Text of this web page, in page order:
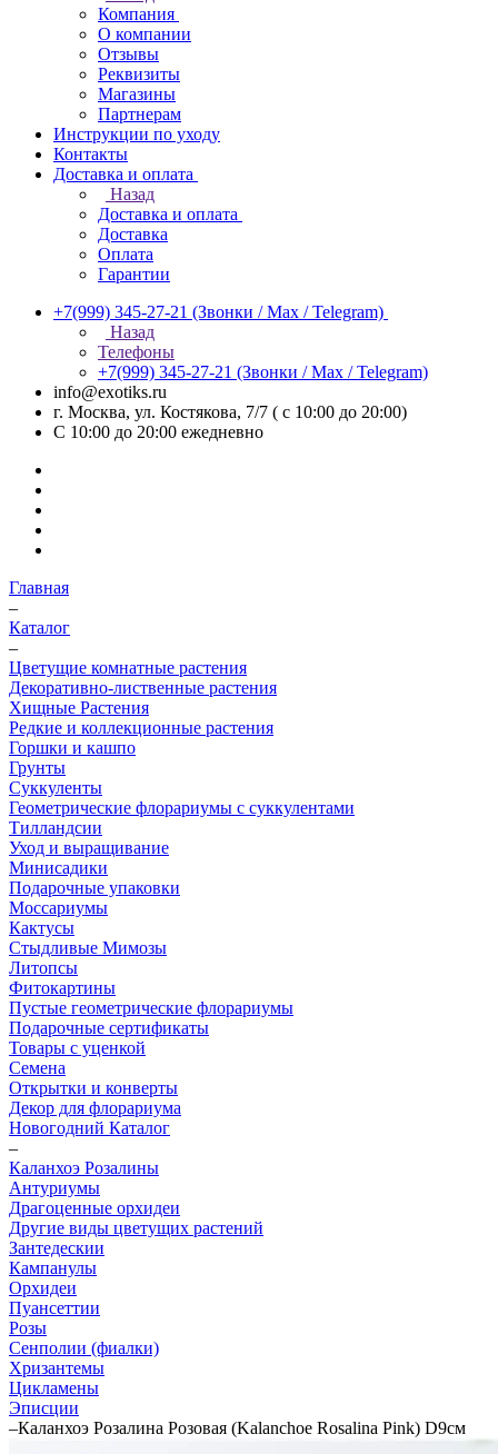
Компания
О компании
Отзывы
Реквизиты
Магазины
Партнерам
Инструкции по уходу
Контакты
Доставка и оплата
Назад
Доставка и оплата
Доставка
Оплата
Гарантии
+7(999) 345-27-21 (Звонки / Max / Telegram)
Назад
Телефоны
+7(999) 345-27-21 (Звонки / Max / Telegram)
info@exotiks.ru
г. Москва, ул. Костякова, 7/7 ( с 10:00 до 20:00)
С 10:00 до 20:00 ежедневно
Главная
–
Каталог
–
Цветущие комнатные растения
Декоративно-лиственные растения
Хищные Растения
Редкие и коллекционные растения
Горшки и кашпо
Грунты
Суккуленты
Геометрические флорариумы с суккулентами
Тилландсии
Уход и выращивание
Минисадики
Подарочные упаковки
Моссариумы
Кактусы
Стыдливые Мимозы
Литопсы
Фитокартины
Пустые геометрические флорариумы
Подарочные сертификаты
Товары с уценкой
Семена
Открытки и конверты
Декор для флорариума
Новогодний Каталог
–
Каланхоэ Розалины
Антуриумы
Драгоценные орхидеи
Другие виды цветущих растений
Зантедескии
Кампанулы
Орхидеи
Пуансеттии
Розы
Сенполии (фиалки)
Хризантемы
Цикламены
Эписции
–Каланхоэ Розалина Розовая (Kalanchoe Rosalina Pink) D9см